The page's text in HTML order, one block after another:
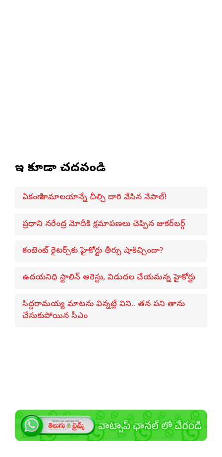
ఇవి కూడా చదవండి
ఏకంగా హిమాలయాన్నే చీల్చి దారి వేసిన నేపాల్!
ప్రధాని నరేంద్ర మోదీకి క్షమాపణలు చెప్పిన జుకర్‌బర్గ్
కంటెంట్ రైటర్స్‌కు హైకోర్టు తీర్పు షాకిచ్చిందా?
ఉదయనిధి స్టాలిన్ అరెస్టు, విడుదల చేయమన్న హైకోర్టు
సిద్దరామయ్య మాటను విన్నట్లే విని.. తన పని తాను
చేసుకుపోయిన సీఎం